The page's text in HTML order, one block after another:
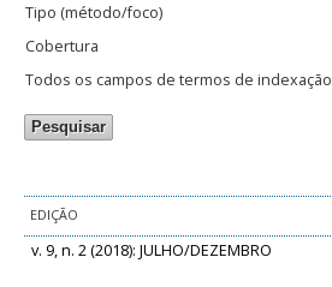
Tipo (método/foco)
Cobertura
Todos os campos de termos de indexação
EDIÇÃO
v. 9, n. 2 (2018): JULHO/DEZEMBRO